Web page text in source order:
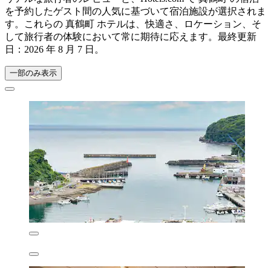
を予約したゲスト間の人気に基づいて宿泊施設が選択されま
す。これらの 真鶴町 ホテルは、快適さ、ロケーション、そ
して旅行者の体験において常に期待に応えます。最終更新
日： 2026 年 8 月 7 日 。
一部のみ表示